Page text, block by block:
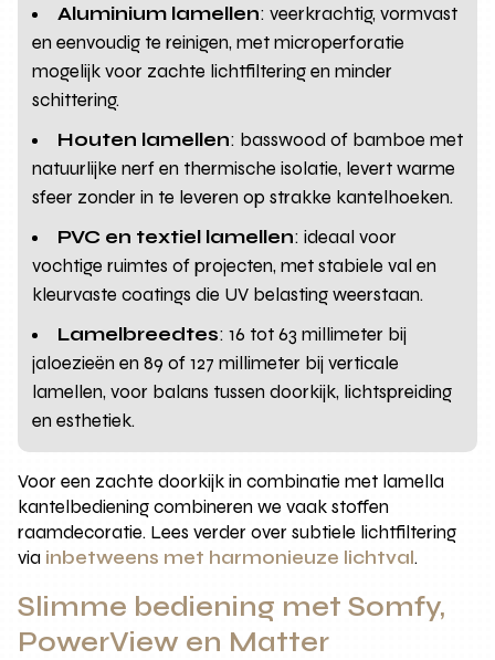
Aluminium lamellen: veerkrachtig, vormvast
en eenvoudig te reinigen, met microperforatie
mogelijk voor zachte lichtfiltering en minder
schittering.
Houten lamellen: basswood of bamboe met
natuurlijke nerf en thermische isolatie, levert warme
sfeer zonder in te leveren op strakke kantelhoeken.
PVC en textiel lamellen: ideaal voor
vochtige ruimtes of projecten, met stabiele val en
kleurvaste coatings die UV belasting weerstaan.
Lamelbreedtes: 16 tot 63 millimeter bij
jaloezieën en 89 of 127 millimeter bij verticale
lamellen, voor balans tussen doorkijk, lichtspreiding
en esthetiek.
Voor een zachte doorkijk in combinatie met lamella
kantelbediening combineren we vaak stoffen
raamdecoratie. Lees verder over subtiele lichtfiltering
via inbetweens met harmonieuze lichtval.
Slimme bediening met Somfy,
PowerView en Matter